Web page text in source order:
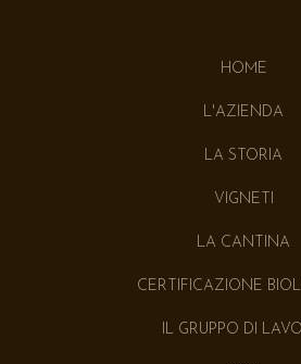
HOME
L'AZIENDA
LA STORIA
VIGNETI
LA CANTINA
CERTIFICAZIONE
IL GRUPPO DI